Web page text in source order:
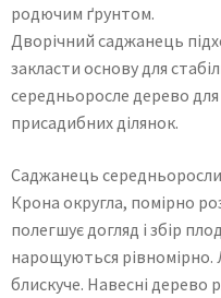
родючим ґрунтом.
Дворічний саджанець
закласти основу для
середньоросле дерево
присадибних ділянок.
Саджанець
Крона округла, помірно
полегшує догляд і збір
нарощуються рівномірно.
блискуче. Навесні дерево